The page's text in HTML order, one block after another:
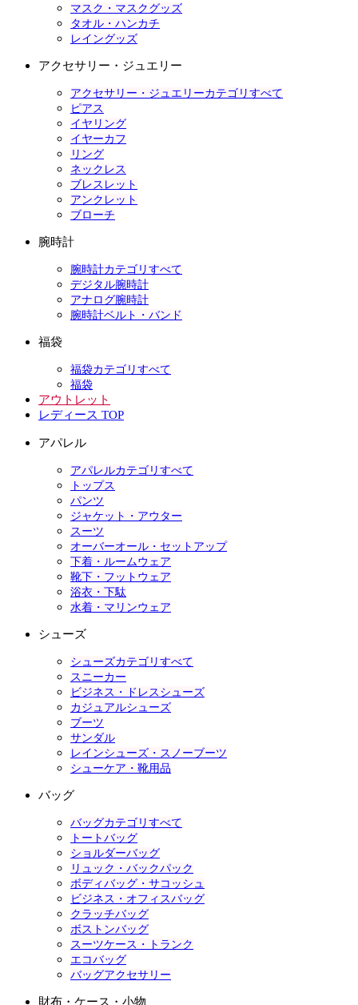
マスク・マスクグッズ
タオル・ハンカチ
レイングッズ
アクセサリー・ジュエリー
アクセサリー・ジュエリーカテゴリすべて
ピアス
イヤリング
イヤーカフ
リング
ネックレス
ブレスレット
アンクレット
ブローチ
腕時計
腕時計カテゴリすべて
デジタル腕時計
アナログ腕時計
腕時計ベルト・バンド
福袋
福袋カテゴリすべて
福袋
アウトレット
レディース TOP
アパレル
アパレルカテゴリすべて
トップス
パンツ
ジャケット・アウター
スーツ
オーバーオール・セットアップ
下着・ルームウェア
靴下・フットウェア
浴衣・下駄
水着・マリンウェア
シューズ
シューズカテゴリすべて
スニーカー
ビジネス・ドレスシューズ
カジュアルシューズ
ブーツ
サンダル
レインシューズ・スノーブーツ
シューケア・靴用品
バッグ
バッグカテゴリすべて
トートバッグ
ショルダーバッグ
リュック・バックパック
ボディバッグ・サコッシュ
ビジネス・オフィスバッグ
クラッチバッグ
ボストンバッグ
スーツケース・トランク
エコバッグ
バッグアクセサリー
財布・ケース・小物